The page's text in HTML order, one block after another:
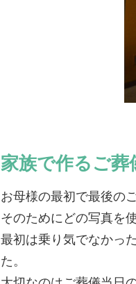
家族で作るご葬
お母様の最初で最後のご
そのためにどの写真を
最初は乗り気でなかっ
た。